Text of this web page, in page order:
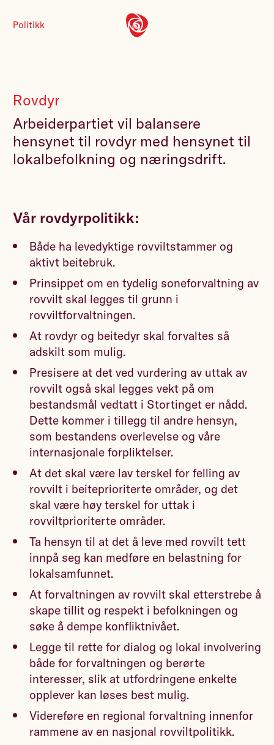
Politikk
Rovdyr
Arbeiderpartiet vil balansere
hensynet til rovdyr med hensynet til
lokalbefolkning og næringsdrift.
Vår rovdyrpolitikk:
Både ha levedyktige rovviltstammer og
aktivt beitebruk.
Prinsippet om en tydelig soneforvaltning av
rovvilt skal legges til grunn i
rovviltforvaltningen.
At rovdyr og beitedyr skal forvaltes så
adskilt som mulig.
Presisere at det ved vurdering av uttak av
rovvilt også skal legges vekt på om
bestandsmål vedtatt i Stortinget er nådd.
Dette kommer i tillegg til andre hensyn,
som bestandens overlevelse og våre
internasjonale forpliktelser.
At det skal være lav terskel for felling av
rovvilt i beiteprioriterte områder, og det
skal være høy terskel for uttak i
rovviltprioriterte områder.
Ta hensyn til at det å leve med rovvilt tett
innpå seg kan medføre en belastning for
lokalsamfunnet.
At forvaltningen av rovvilt skal etterstrebe å
skape tillit og respekt i befolkningen og
søke å dempe konfliktnivået.
Legge til rette for dialog og lokal involvering
både for forvaltningen og berørte
interesser, slik at utfordringene enkelte
opplever kan løses best mulig.
Videreføre en regional forvaltning innenfor
rammene av en nasjonal rovviltpolitikk.